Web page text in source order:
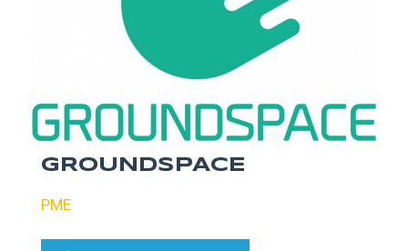
GROUNDSPACE
PME